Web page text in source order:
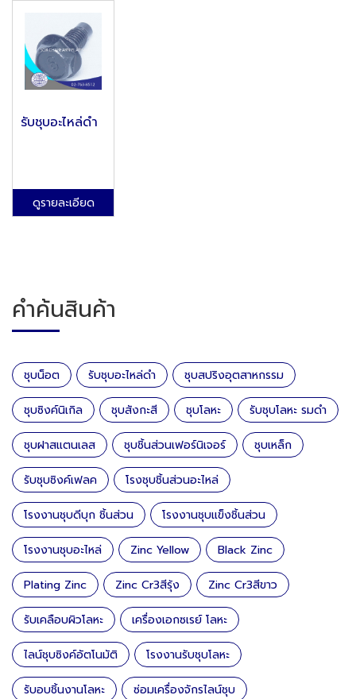
รับชุบอะไหล่ดำ
ดูรายละเอียด
คำค้นสินค้า
ชุบน็อต รับชุบอะไหล่ดำ ชุบสปริงอุตสาหกรรม
ชุบซิงค์นิเกิล ชุบสังกะสี ชุบโลหะ รับชุบโลหะ รมดำ
ชุบฝาสแตนเลส ชุบชิ้นส่วนเฟอร์นิเจอร์ ชุบเหล็ก
รับชุบซิงค์เฟลค โรงชุบชิ้นส่วนอะไหล่
โรงงานชุบดีบุก ชิ้นส่วน โรงงานชุบแข็งชิ้นส่วน
โรงงานชุบอะไหล่ Zinc Yellow Black Zinc
Plating Zinc Zinc Cr3สีรุ้ง Zinc Cr3สีขาว
รับเคลือบผิวโลหะ เครื่องเอกซเรย์ โลหะ
ไลน์ชุบซิงค์อัตโนมัติ โรงงานรับชุบโลหะ
รับอบชิ้นงานโลหะ ซ่อมเครื่องจักรไลน์ชุบ